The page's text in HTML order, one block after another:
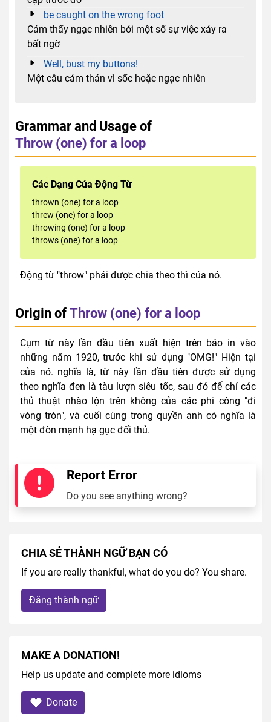
be caught on the wrong foot
Cảm thấy ngạc nhiên bởi một số sự việc xảy ra
bất ngờ
Well, bust my buttons!
Một câu cảm thán vì sốc hoặc ngạc nhiên
Grammar and Usage of
Throw (one) for a loop
Các Dạng Của Động Từ
thrown (one) for a loop
threw (one) for a loop
throwing (one) for a loop
throws (one) for a loop
Động từ "throw" phải được chia theo thì của nó.
Origin ofThrow (one) for a loop
Cụm từ này lần đầu tiên xuất hiện trên báo in vào
những năm 1920, trước khi sử dụng "OMG!" Hiện tại
của nó. nghĩa là, từ này lần đầu tiên được sử dụng
theo nghĩa đen là tàu lượn siêu tốc, sau đó để chỉ các
thủ thuật nhào lộn trên không của các phi công "đi
vòng tròn", và cuối cùng trong quyền anh có nghĩa là
một đòn mạnh hạ gục đối thủ.
Report Error
Do you see anything wrong?
CHIA SẺ THÀNH NGỮ BẠN CÓ
If you are really thankful, what do you do? You share.
Đăng thành ngữ
MAKE A DONATION!
Help us update and complete more idioms
Donate